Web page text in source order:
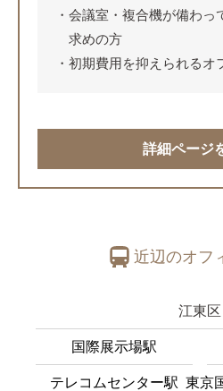
会議室・複合機が備わっ
求めの方
初期費用を抑えられるオ
詳細ページ
近辺のオフ
江東区
国際展示場駅
テレコムセンター駅 東京